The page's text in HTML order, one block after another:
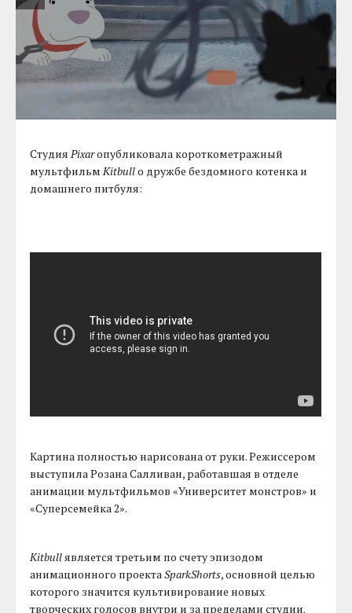
СтудияPixarопубликовала короткометражный
мультфильмKitbullо дружбе бездомного котенка и
домашнего питбуля:
Картина полностью нарисована от руки. Режиссером
выступила Розана Салливан, работавшая в отделе
анимации мультфильмов «Университет монстров» и
«Суперсемейка 2».
Kitbullявляется третьим по счету эпизодом
анимационного проектаSparkShorts, основной целью
которого значится культивирование новых
творческих голосов внутри и за пределами студии.